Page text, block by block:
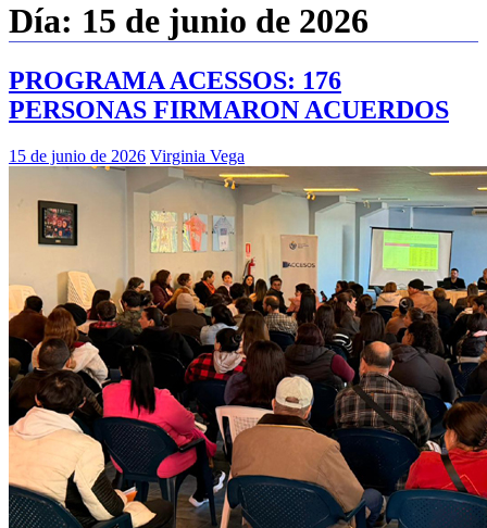
Día: 15 de junio de 2026
PROGRAMA ACESSOS: 176
PERSONAS FIRMARON ACUERDOS
15 de junio de 2026 Virginia Vega